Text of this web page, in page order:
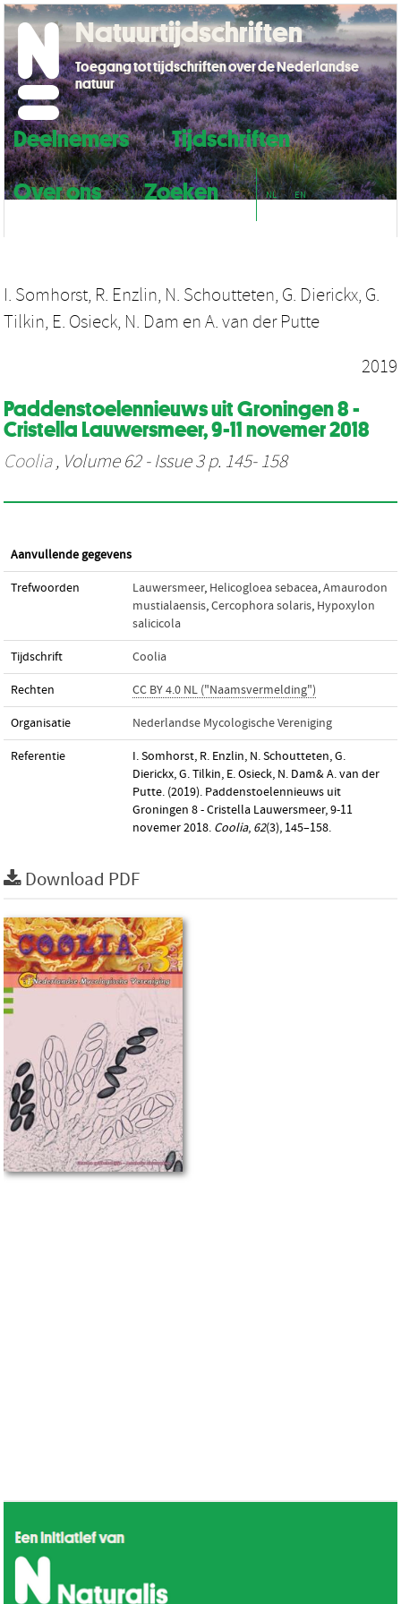
Deelnemers
Tijdschriften
Over ons
Zoeken NL EN
Natuurtijdschriften
Toegang tot tijdschriften over de Nederlandse
natuur
I. Somhorst, R. Enzlin, N. Schoutteten, G. Dierickx, G.
Tilkin, E. Osieck, N. Dam en A. van der Putte
2019
Paddenstoelennieuws uit Groningen 8 -
Cristella Lauwersmeer, 9-11 novemer 2018
Coolia, Volume 62 - Issue 3 p. 145- 158
Aanvullende gegevens
Trefwoorden Lauwersmeer, Helicogloea sebacea,Amaurodon
mustialaensis,Cercophora solaris, Hypoxylon
salicicola
Tijdschrift Coolia
Rechten CC BY 4.0 NL ("Naamsvermelding")
Organisatie Nederlandse Mycologische Vereniging
Referentie
I. Somhorst, R. Enzlin, N. Schoutteten, G.
Dierickx, G. Tilkin, E. Osieck, N. Dam& A. van der
Putte. (2019). Paddenstoelennieuws uit
Groningen 8 - Cristella Lauwersmeer, 9-11
novemer 2018. Coolia, 62(3), 145–158.
Download PDF